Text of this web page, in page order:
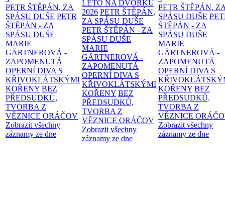
PETR ŠTĚPÁN, ZA
SPÁSU DUŠE PETR
ŠTĚPÁN - ZA
SPÁSU DUŠE
MARIE
GÄRTNEROVÁ -
ZAPOMENUTÁ
OPERNÍ DIVA S
KŘIVOKLÁTSKÝMI
KOŘENY BEZ
PŘEDSUDKŮ,
TVORBA Z
VĚZNICE ORÁČOV
Zobrazit všechny
záznamy ze dne
LÉTO NA DVORKU
2026 PETR ŠTĚPÁN,
ZA SPÁSU DUŠE
PETR ŠTĚPÁN - ZA
SPÁSU DUŠE
MARIE
GÄRTNEROVÁ -
ZAPOMENUTÁ
OPERNÍ DIVA S
KŘIVOKLÁTSKÝMI
KOŘENY BEZ
PŘEDSUDKŮ,
TVORBA Z
VĚZNICE ORÁČOV
Zobrazit všechny
záznamy ze dne
PETR ŠTĚPÁN,
SPÁSU DUŠE
ŠTĚPÁN - ZA
SPÁSU DUŠE
MARIE
GÄRTNEROVÁ -
ZAPOMENUTÁ
OPERNÍ DIVA S
KOŘENY BEZ
PŘEDSUDKŮ,
TVORBA Z
VĚZNICE
Zobrazit všechny
záznamy ze dne